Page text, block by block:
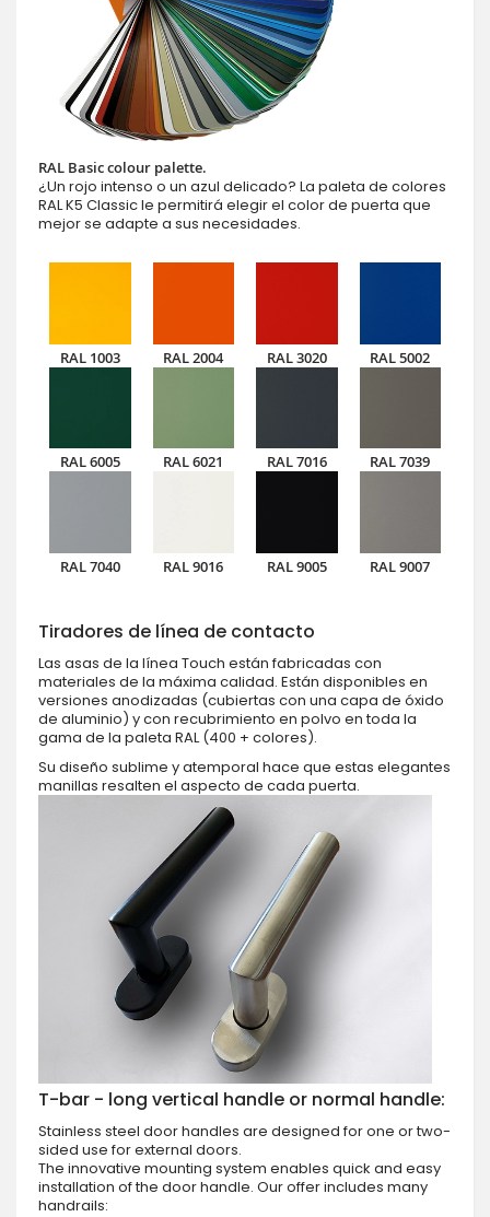
RAL Basic colour palette.
¿Un rojo intenso o un azul delicado? La paleta de colores
RAL K5 Classic le permitirá elegir el color de puerta que
mejor se adapte a sus necesidades.
RAL 1003 RAL 2004 RAL 3020 RAL 5002
RAL 6005 RAL 6021 RAL 7016 RAL 7039
RAL 7040 RAL 9016 RAL 9005 RAL 9007
Tiradores de línea de contacto
Las asas de la línea Touch están fabricadas con
materiales de la máxima calidad. Están disponibles en
versiones anodizadas (cubiertas con una capa de óxido
de aluminio) y con recubrimiento en polvo en toda la
gama de la paleta RAL (400 + colores).
Su diseño sublime y atemporal hace que estas elegantes
manillas resalten el aspecto de cada puerta.
T-bar - long vertical handle or normal handle:
Stainless steel door handles are designed for one or two-
sided use for external doors.
The innovative mounting system enables quick and easy
installation of the door handle. Our offer includes many
handrails: